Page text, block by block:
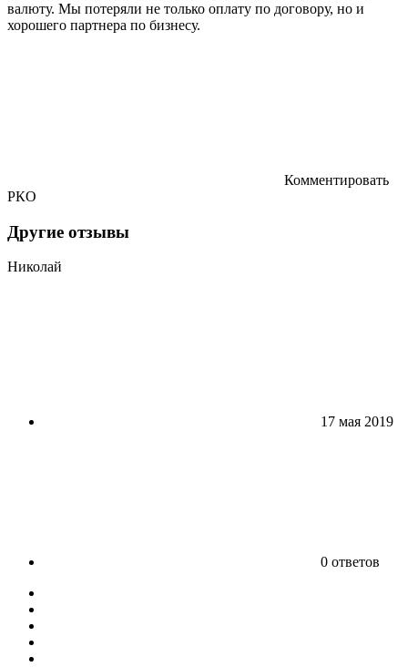
валюту. Мы потеряли не только оплату по договору, но и
хорошего партнера по бизнесу.
Комментировать
РКО
Другие отзывы
Николай
17 мая 2019
0 ответов